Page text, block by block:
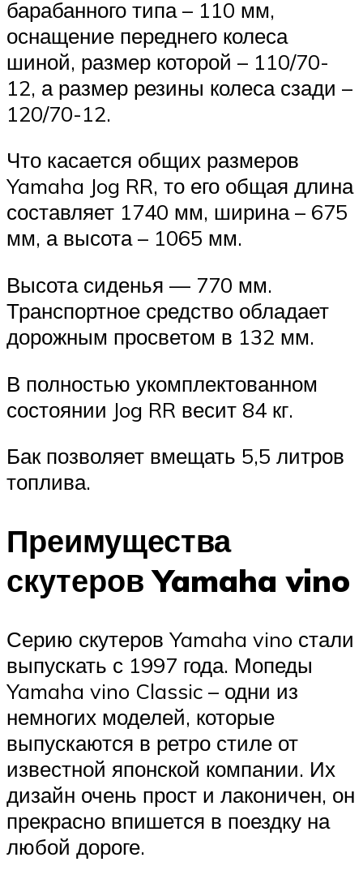
барабанного типа – 110 мм,
оснащение переднего колеса
шиной, размер которой – 110/70-
12, а размер резины колеса сзади –
120/70-12.
Что касается общих размеров
Yamaha Jog RR, то его общая длина
составляет 1740 мм, ширина – 675
мм, а высота – 1065 мм.
Высота сиденья — 770 мм.
Транспортное средство обладает
дорожным просветом в 132 мм.
В полностью укомплектованном
состоянии Jog RR весит 84 кг.
Бак позволяет вмещать 5,5 литров
топлива.
Преимущества
скутеров Yamaha vino
Серию скутеров Yamaha vino стали
выпускать с 1997 года. Мопеды
Yamaha vino Classic – одни из
немногих моделей, которые
выпускаются в ретро стиле от
известной японской компании. Их
дизайн очень прост и лаконичен, он
прекрасно впишется в поездку на
любой дороге.